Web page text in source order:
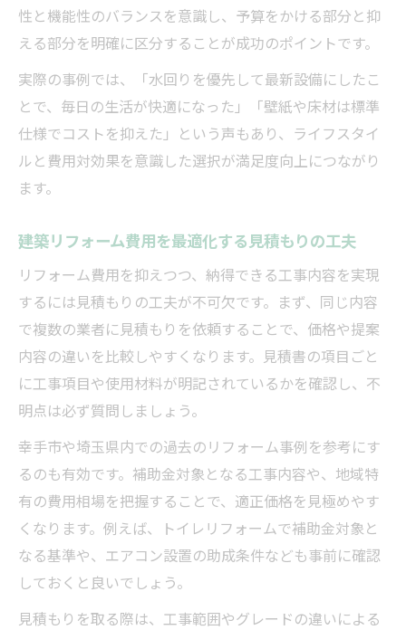
性と機能性のバランスを意識し、予算をかける部分と抑
える部分を明確に区分することが成功のポイントです。
実際の事例では、「水回りを優先して最新設備にしたこ
とで、毎日の生活が快適になった」「壁紙や床材は標準
仕様でコストを抑えた」という声もあり、ライフスタイ
ルと費用対効果を意識した選択が満足度向上につながり
ます。
建築リフォーム費用を最適化する見積もりの工夫
リフォーム費用を抑えつつ、納得できる工事内容を実現
するには見積もりの工夫が不可欠です。まず、同じ内容
で複数の業者に見積もりを依頼することで、価格や提案
内容の違いを比較しやすくなります。見積書の項目ごと
に工事項目や使用材料が明記されているかを確認し、不
明点は必ず質問しましょう。
幸手市や埼玉県内での過去のリフォーム事例を参考にす
るのも有効です。補助金対象となる工事内容や、地域特
有の費用相場を把握することで、適正価格を見極めやす
くなります。例えば、トイレリフォームで補助金対象と
なる基準や、エアコン設置の助成条件なども事前に確認
しておくと良いでしょう。
見積もりを取る際は、工事範囲やグレードの違いによる